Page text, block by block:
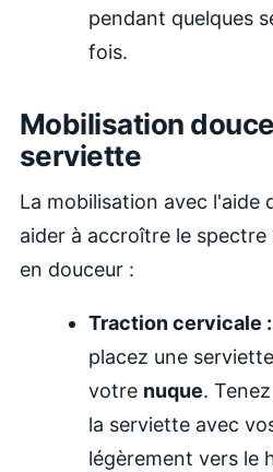
pendant quelques
fois.
Mobilisation
serviette
La mobilisation avec l'aide
aider à accroître le spectre
en douceur :
Traction cervicale :
placez une
votre nuque.
la serviette avec
légèrement vers le